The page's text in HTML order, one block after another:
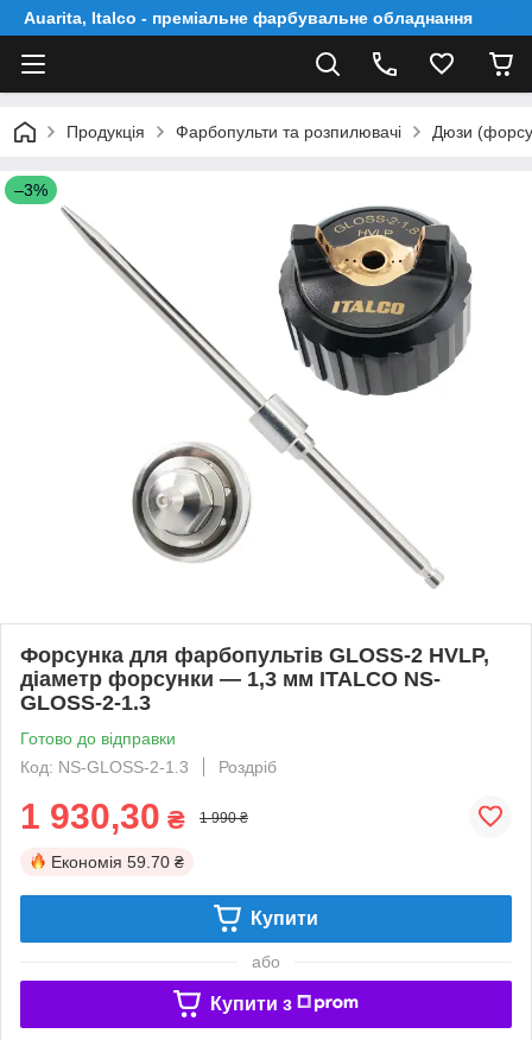
Auarita, Italco - преміальне фарбувальне обладнання
Продукція Фарбопульти та розпилювачі Дюзи
–3%
Форсунка для фарбопультів GLOSS-2 HVLP,
діаметр форсунки — 1,3 мм ITALCO NS-
GLOSS-2-1.3
Готово до відправки
Код: NS-GLOSS-2-1.3
Роздріб
1 930,30 ₴ 1 990 ₴
Економія 59.70 ₴
Купити
або
Купити з